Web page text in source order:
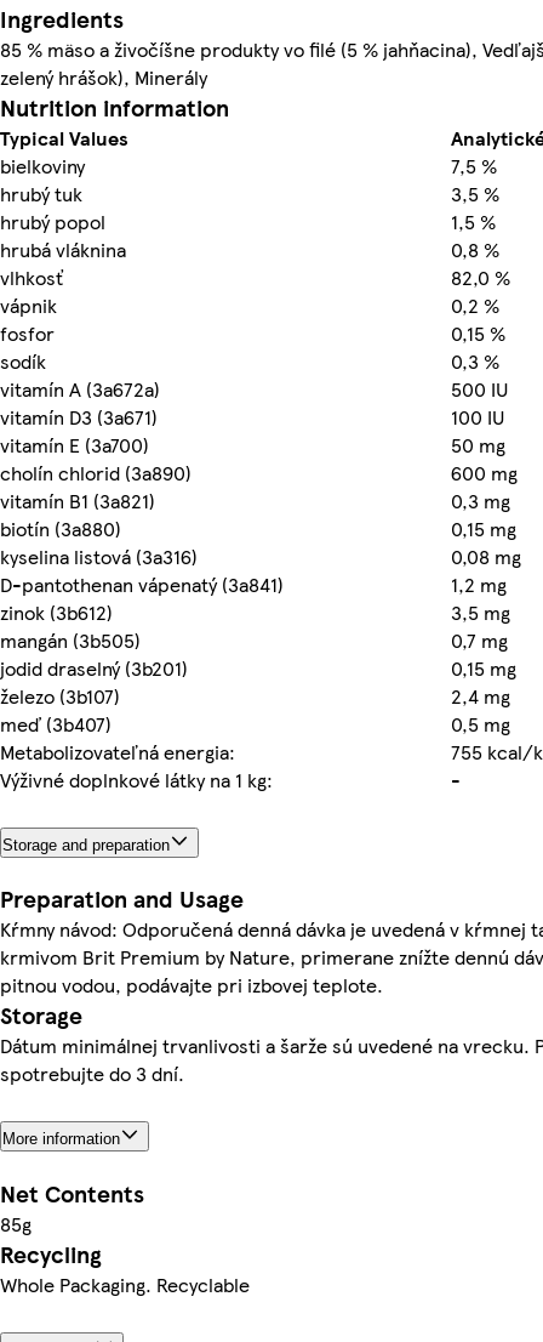
Ingredients
85 % mäso a živočíšne produkty vo filé (5 % jahňacina),
zelený hrášok), Minerály
Nutrition information
Typical Values
bielkoviny
7,5 %
hrubý tuk
3,5 %
hrubý popol
1,5 %
hrubá vláknina
0,8 %
vlhkosť
82,0 %
vápnik
0,2 %
fosfor
0,15 %
sodík
0,3 %
vitamín A (3a672a)
500 IU
vitamín D3 (3a671)
100 IU
vitamín E (3a700)
50 mg
cholín chlorid (3a890)
600 mg
vitamín B1 (3a821)
0,3 mg
biotín (3a880)
0,15 mg
kyselina listová (3a316)
0,08 mg
D-pantothenan vápenatý (3a841)
1,2 mg
zinok (3b612)
3,5 mg
mangán (3b505)
0,7 mg
jodid draselný (3b201)
0,15 mg
železo (3b107)
2,4 mg
meď (3b407)
0,5 mg
Metabolizovateľná energia:
755 kcal/
Výživné doplnkové látky na 1 kg:
-
Storage and preparation
Preparation and Usage
Kŕmny návod: Odporučená denná dávka je uvedená v
krmivom Brit Premium by Nature, primerane znížte dennú
pitnou vodou, podávajte pri izbovej teplote.
Storage
Dátum minimálnej trvanlivosti a šarže sú uvedené na vrecku.
spotrebujte do 3 dní.
More information
Net Contents
85g
Recycling
Whole Packaging. Recyclable